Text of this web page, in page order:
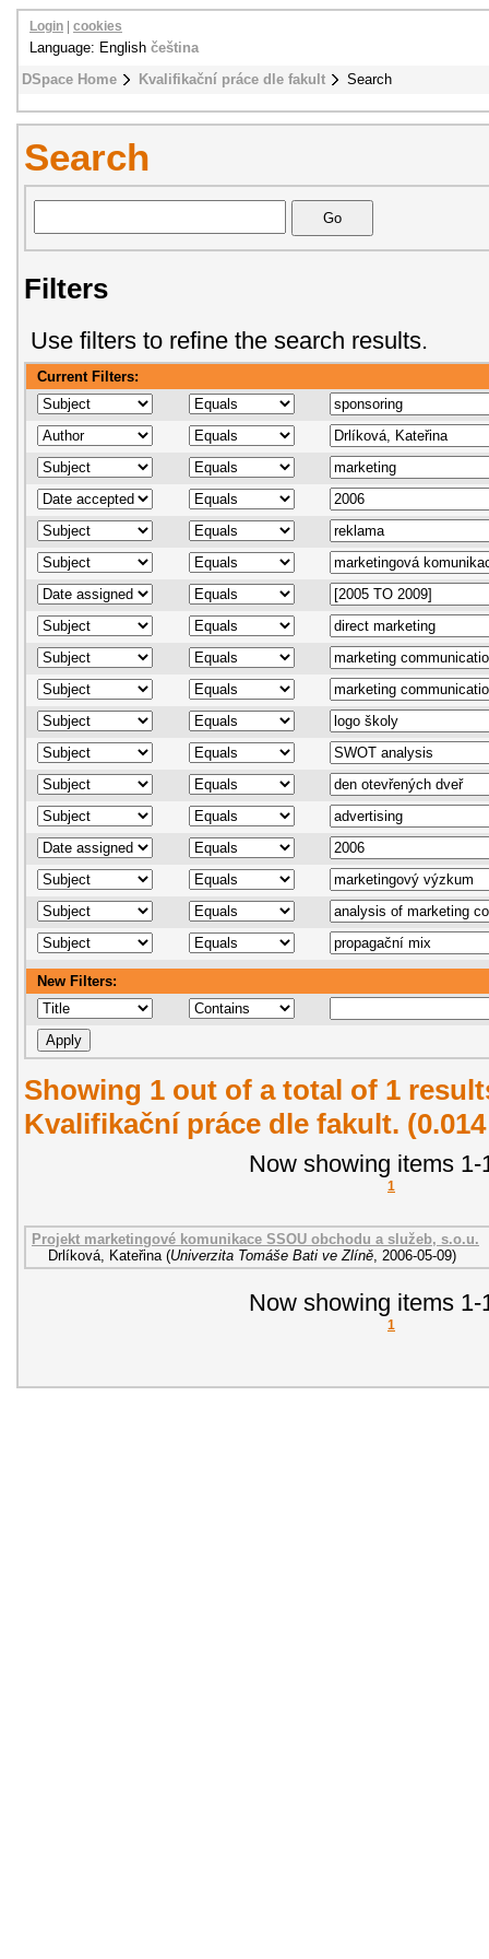
DSpace Home Kvalifikační práce dle fakult Search
Login cookies
Language: English čeština
Search
Filters
Use filters to refine the search results.
Current Filters:
New Filters:
Showing 1 out of a total of 1
Kvalifikační práce dle fakult.
Now showing items 1-
1
Projekt marketingové komunikace SSOU obchodu a služeb, s.o.u.
Drlíková, Kateřina (Univerzita Tomáše Bati ve Zlíně 2006-05-09)
Now showing items 1-
1